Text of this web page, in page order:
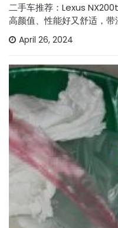
二手车推荐：Lexus
高颜值、性能好又舒适，带
April 26, 2024